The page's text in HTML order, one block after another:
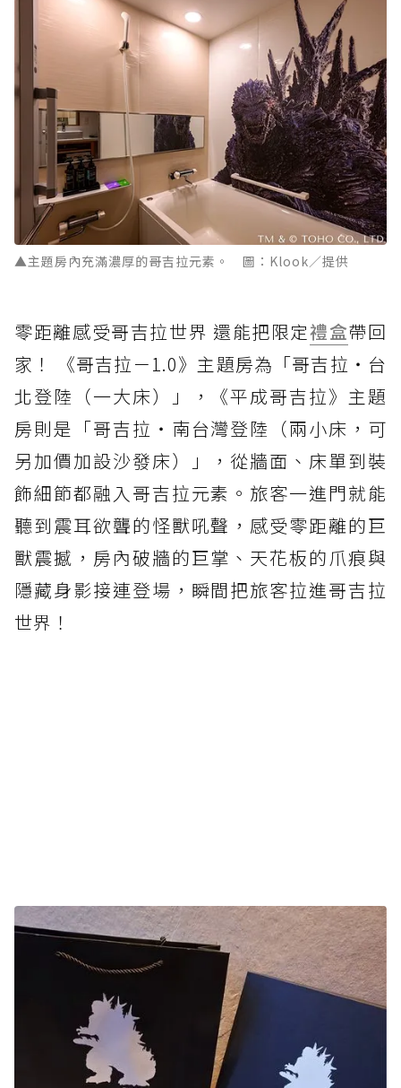
▲主題房內充滿濃厚的哥吉拉元素。 圖：Klook／提供
零距離感受哥吉拉世界 還能把限定禮盒帶回
家！ 《哥吉拉－1.0》主題房為「哥吉拉・台
北登陸（一大床）」，《平成哥吉拉》主題
房則是「哥吉拉・南台灣登陸（兩小床，可
另加價加設沙發床）」，從牆面、床單到裝
飾細節都融入哥吉拉元素。旅客一進門就能
聽到震耳欲聾的怪獸吼聲，感受零距離的巨
獸震撼，房內破牆的巨掌、天花板的爪痕與
隱藏身影接連登場，瞬間把旅客拉進哥吉拉
世界！